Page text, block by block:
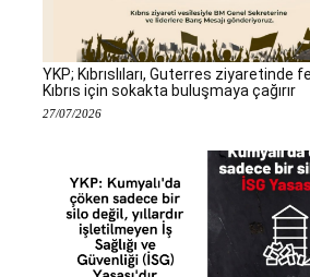
YKP; Kıbrıslıları, Guterres ziyaretinde
Kıbrıs için sokakta buluşmaya çağırır
27/07/2026